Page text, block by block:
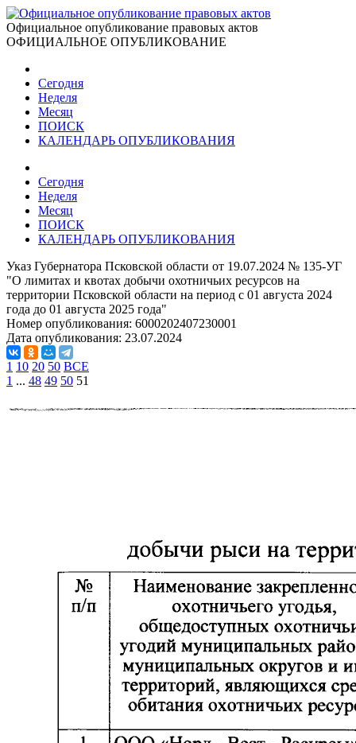
Официальное опубликование правовых актов
ОФИЦИАЛЬНОЕ ОПУБЛИКОВАНИЕ
Сегодня
Неделя
Месяц
ПОИСК
КАЛЕНДАРЬ ОПУБЛИКОВАНИЯ
Сегодня
Неделя
Месяц
ПОИСК
КАЛЕНДАРЬ ОПУБЛИКОВАНИЯ
Указ Губернатора Псковской области от 19.07.2024 № 135-УГ
"О лимитах и квотах добычи охотничьих ресурсов на
территории Псковской области на период с 01 августа 2024
года до 01 августа 2025 года"
Номер опубликования: 6000202407230001
Дата опубликования: 23.07.2024
1 10 20 50 ВСЕ
1 ... 48 49 50 51